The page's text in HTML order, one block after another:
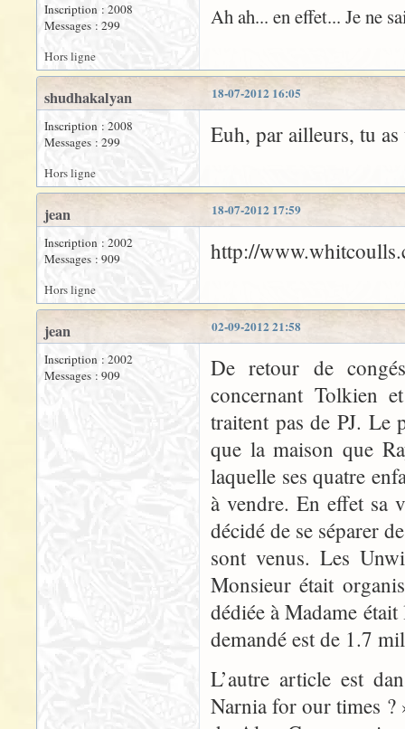
Inscription : 2008
Messages : 299
Ah ah... en effet... Je ne
Hors ligne
18-07-2012 16:05
shudhakalyan
Inscription : 2008
Messages : 299
Euh, par ailleurs, tu
Hors ligne
18-07-2012 17:59
jean
Inscription : 2002
Messages : 909
http://
Hors ligne
02-09-2012 21:58
jean
Inscription : 2002
Messages : 909
De retour de
concernant Tolkien
traitent pas de PJ. Le
que la maison que
laquelle ses quatre
à vendre. En effet sa
décidé de se séparer
sont venus. Les
Monsieur était
dédiée à Madame
demandé est de 1.7
L’autre article est
Narnia for our times ?